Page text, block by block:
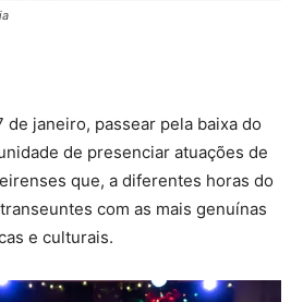
de janeiro, passear pela baixa do
de presenciar atuações de
que, a diferentes horas do
com as mais genuínas
e culturais.